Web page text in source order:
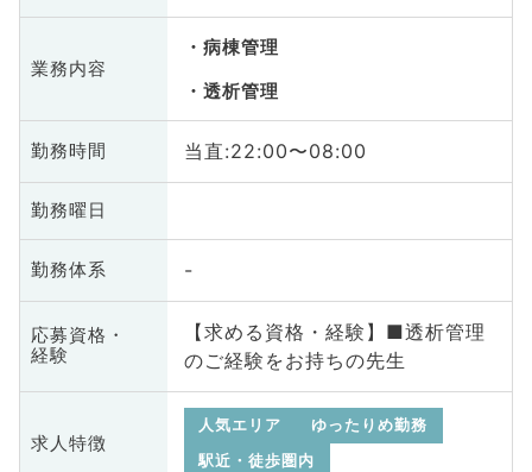
業務内容
病棟管理
透析管理
勤務時間 当直:22:00〜08:00
勤務曜日
勤務体系 -
応募資格・
経験
【求める資格・経験】■透析管理
のご経験をお持ちの先生
求人特徴
人気エリア
ゆったりめ勤務
駅近・徒歩圏内